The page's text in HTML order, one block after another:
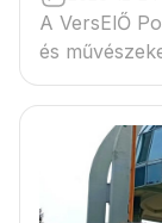
A VersElŐ
és